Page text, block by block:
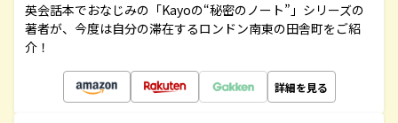
英会話本でおなじみの「Kayoの“秘密のノート”」シリーズの
著者が、今度は自分の滞在するロンドン南東の田舎町をご紹
介！
詳細を見る